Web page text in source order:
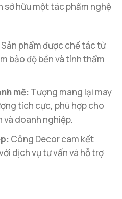
sở hữu một tác phẩm nghệ
Sản phẩm được chế tác từ
bảo độ bền và tính thẩm
mẽ: Tượng mang lại may
tích cực, phù hợp cho
và doanh nghiệp.
Công Decor cam kết
dịch vụ tư vấn và hỗ trợ